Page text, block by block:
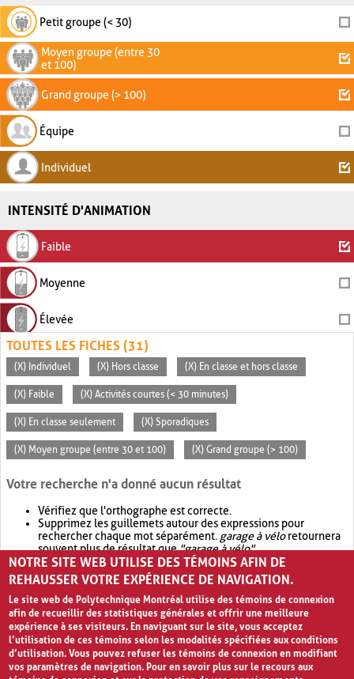
Petit groupe (< 30)
Moyen groupe (entre 30
et 100)
Grand groupe (> 100)
Équipe
Individuel
INTENSITÉ D'ANIMATION
Faible
Moyenne
Élevée
TOUTES LES FICHES (31)
(X) Individuel (X) Hors classe (X) En classe et hors classe
(X) Faible (X) Activités courtes (< 30 minutes)
(X) En classe seulement (X) Sporadiques
(X) Moyen groupe (entre 30 et 100) (X) Grand groupe (> 100)
Votre recherche n'a donné aucun résultat
Vérifiez que l'orthographe est correcte.
Supprimez les guillemets autour des expressions pour
rechercher chaque mot séparément. garage à véloretournera
souvent plus de résultat que"garage à vélo".
Envisagez d'élargir votre recherche avec OR.garage OR vélo
retournera souvent plus de résultat quegarage à vélo
NOTRE SITE WEB UTILISE DES TÉMOINS AFIN DE
REHAUSSER VOTRE EXPÉRIENCE DE NAVIGATION.
Le site web de Polytechnique Montréal utilise des témoins de connexion
afin de recueillir des statistiques générales et offrir une meilleure
expérience à ses visiteurs. En naviguant sur le site, vous acceptez
l’utilisation de ces témoins selon les modalités spécifiées aux conditions
d’utilisation. Vous pouvez refuser les témoins de connexion en modifiant
vos paramètres de navigation. Pour en savoir plus sur le recours aux